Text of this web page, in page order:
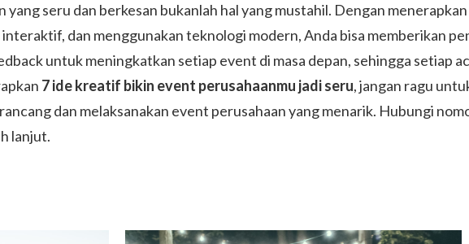
yang seru dan berkesan bukanlah hal yang mustahil. Dengan
dan menggunakan teknologi modern, Anda bisa memberikan
untuk meningkatkan setiap event di masa depan, sehingga setiap
7 ide kreatif bikin event perusahaanmu jadi seru, jangan ragu
dan melaksanakan event perusahaan yang menarik. Hubungi
lanjut.